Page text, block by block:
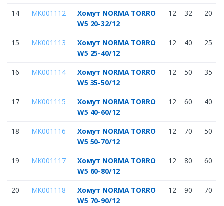
14 MK001112
Хомут NORMA TORRO
W5 20-32/12
12 32 20
15 MK001113
Хомут NORMA TORRO
W5 25-40/12
12 40 25
16 MK001114
Хомут NORMA TORRO
W5 35-50/12
12 50 35
17 MK001115
Хомут NORMA TORRO
W5 40-60/12
12 60 40
18 MK001116
Хомут NORMA TORRO
W5 50-70/12
12 70 50
19 MK001117
Хомут NORMA TORRO
W5 60-80/12
12 80 60
20 MK001118
Хомут NORMA TORRO
W5 70-90/12
12 90 70